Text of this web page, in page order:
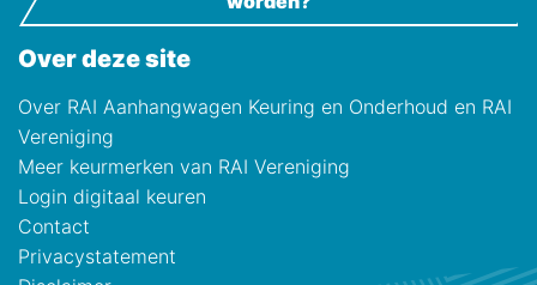
Over deze site
Over RAI Aanhangwagen Keuring en Onderhoud en RAI
Vereniging
Meer keurmerken van RAI Vereniging
Login digitaal keuren
Contact
Privacystatement